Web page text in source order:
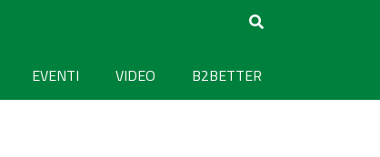
EVENTI VIDEO B2BETTER